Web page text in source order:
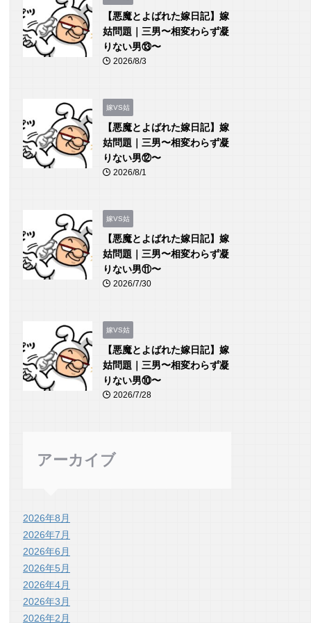
【悪魔とよばれた嫁日記】嫁
姑問題｜三男〜相変わらず凝
りない男⑬〜
2026/8/3
嫁VS姑
【悪魔とよばれた嫁日記】嫁
姑問題｜三男〜相変わらず凝
りない男⑫〜
2026/8/1
嫁VS姑
【悪魔とよばれた嫁日記】嫁
姑問題｜三男〜相変わらず凝
りない男⑪〜
2026/7/30
嫁VS姑
【悪魔とよばれた嫁日記】嫁
姑問題｜三男〜相変わらず凝
りない男⑩〜
2026/7/28
アーカイブ
2026年8月
2026年7月
2026年6月
2026年5月
2026年4月
2026年3月
2026年2月